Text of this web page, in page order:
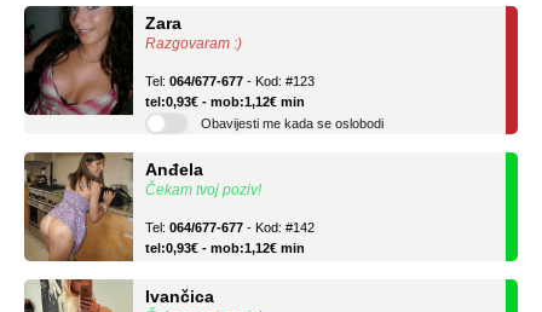
Razgovaram :)
tel:0,93€ - mob:1,12€ min
Obavijesti me kada se oslobodi
Čekam tvoj poziv!
tel:0,93€ - mob:1,12€ min
Čekam tvoj poziv!